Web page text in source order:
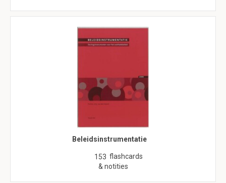
Beleidsinstrumentatie
153 flashcards
& notities